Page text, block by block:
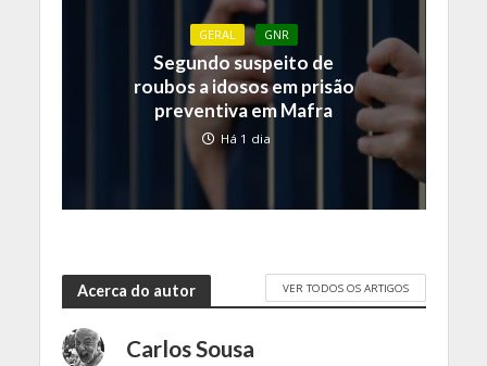
GERAL GNR
Segundo suspeito de
roubos a idosos em prisão
preventiva em Mafra
Há 1 dia
Acerca do autor VER TODOS OS ARTIGOS
Carlos Sousa